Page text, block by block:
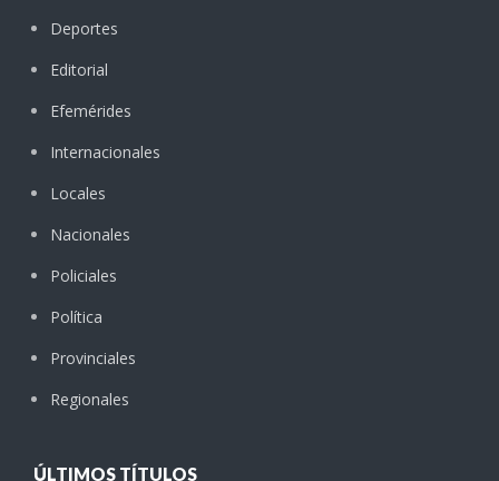
Deportes
Editorial
Efemérides
Internacionales
Locales
Nacionales
Policiales
Política
Provinciales
Regionales
ÚLTIMOS TÍTULOS